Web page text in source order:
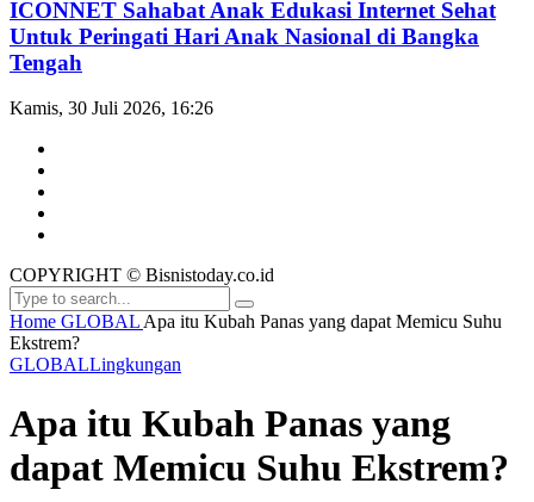
ICONNET Sahabat Anak Edukasi Internet Sehat
Untuk Peringati Hari Anak Nasional di Bangka
Tengah
Kamis, 30 Juli 2026, 16:26
COPYRIGHT © Bisnistoday.co.id
Home GLOBALApa itu Kubah Panas yang dapat Memicu Suhu
Ekstrem?
GLOBALLingkungan
Apa itu Kubah Panas yang
dapat Memicu Suhu Ekstrem?